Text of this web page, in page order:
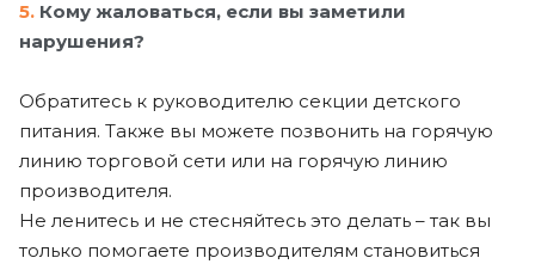
5. Кому жаловаться, если вы заметили
нарушения?
Обратитесь к руководителю секции детского
питания. Также вы можете позвонить на горячую
линию торговой сети или на горячую линию
производителя.
Не ленитесь и не стесняйтесь это делать – так вы
только помогаете производителям становиться